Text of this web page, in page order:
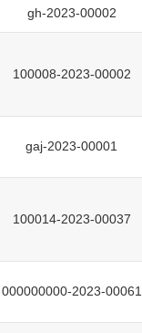
gh-2023-00002
100008-2023-00002
gaj-2023-00001
100014-2023-00037
000000000-2023-00061